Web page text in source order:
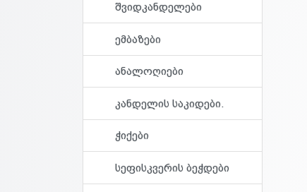
შვიდკანდელები
ემბაზები
ანალოღიები
კანდელის საკიდები.
ჭიქები
სეფისკვერის ბეჭდები